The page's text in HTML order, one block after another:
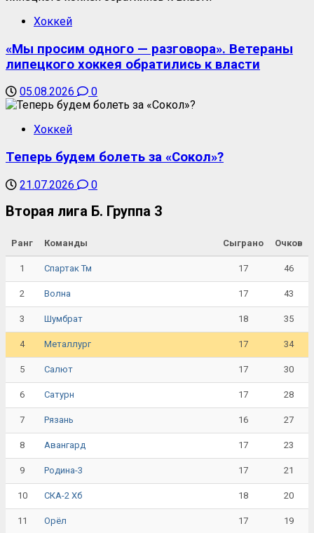
Хоккей
«Мы просим одного — разговора». Ветераны
липецкого хоккея обратились к власти
05.08.2026 0
Хоккей
Теперь будем болеть за «Сокол»?
21.07.2026 0
Вторая лига Б. Группа 3
Ранг Команды Сыграно Очков
1 Спартак Тм 17 46
2 Волна 17 43
3 Шумбрат 18 35
4 Металлург 17 34
5 Салют 17 30
6 Сатурн 17 28
7 Рязань 16 27
8 Авангард 17 23
9 Родина-3 17 21
10 СКА-2 Хб 18 20
11 Орёл 17 19